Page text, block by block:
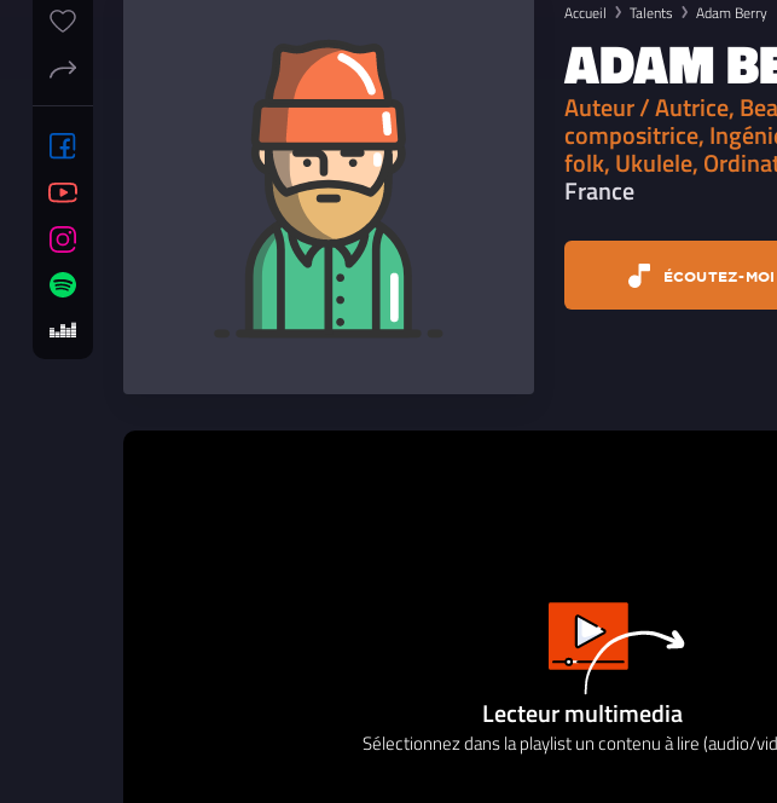
Accueil Talents Adam Berry
ADAM
Auteur / Autrice,
compositrice,
folk, Ukulele,
France
ÉCOUTEZ-
Lecteur multimedia
Sélectionnez dans la playlist un contenu à lire (audio/